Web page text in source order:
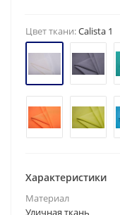
Цвет ткани:Calista 1
Характеристики
Материал
Уличная ткань